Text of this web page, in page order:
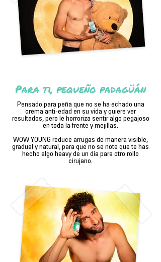
Para ti, pequeño padagüán
Pensado para peña que no se ha echado una
crema anti-edad en su vida y quiere ver
resultados, pero le horroriza sentir algo pegajoso
en toda la frente y mejillas.
WOW YOUNG reduce arrugas de manera visible,
gradual y natural, para que no se note que te has
hecho algo heavy de un día para otro rollo
cirujano.